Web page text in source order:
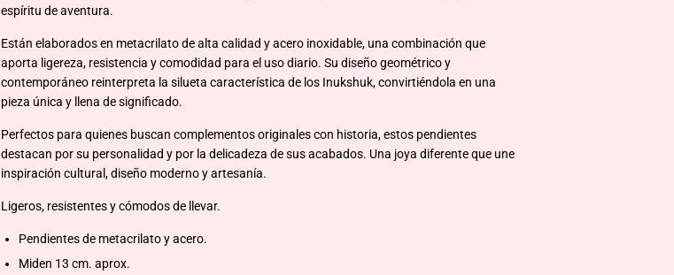
espíritu de aventura.
Están elaborados en metacrilato de alta calidad y acero inoxidable, una combinación que
aporta ligereza, resistencia y comodidad para el uso diario. Su diseño geométrico y
contemporáneo reinterpreta la silueta característica de los Inukshuk, convirtiéndola en una
pieza única y llena de significado.
Perfectos para quienes buscan complementos originales con historia, estos pendientes
destacan por su personalidad y por la delicadeza de sus acabados. Una joya diferente que une
inspiración cultural, diseño moderno y artesanía.
Ligeros, resistentes y cómodos de llevar.
Pendientes de metacrilato y acero.
Miden 13 cm. aprox.